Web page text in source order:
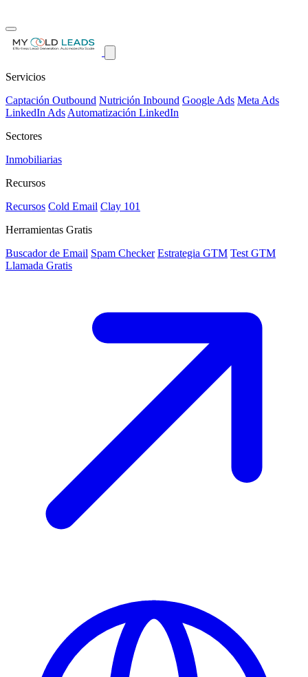
Servicios
Captación Outbound Nutrición Inbound Google Ads Meta Ads
LinkedIn Ads Automatización LinkedIn
Sectores
Inmobiliarias
Recursos
Recursos Cold Email Clay 101
Herramientas Gratis
Buscador de Email Spam Checker Estrategia GTM Test GTM
Llamada Gratis